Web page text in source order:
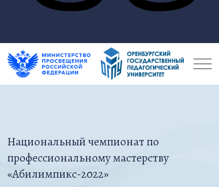
Национальный чемпионат по
профессиональному мастерству
«Абилимпикс-2022»